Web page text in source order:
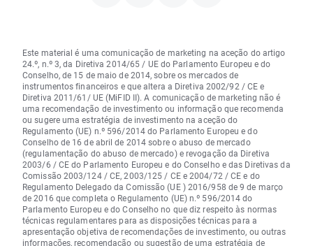
Este material é uma comunicação de marketing na aceção do artigo
24.º, n.º 3, da Diretiva 2014/65 / UE do Parlamento Europeu e do
Conselho, de 15 de maio de 2014, sobre os mercados de
instrumentos financeiros e que altera a Diretiva 2002/92 / CE e
Diretiva 2011/61/ UE (MiFID II). A comunicação de marketing não é
uma recomendação de investimento ou informação que recomenda
ou sugere uma estratégia de investimento na aceção do
Regulamento (UE) n.º 596/2014 do Parlamento Europeu e do
Conselho de 16 de abril de 2014 sobre o abuso de mercado
(regulamentação do abuso de mercado) e revogação da Diretiva
2003/6 / CE do Parlamento Europeu e do Conselho e das Diretivas da
Comissão 2003/124 / CE, 2003/125 / CE e 2004/72 / CE e do
Regulamento Delegado da Comissão (UE ) 2016/958 de 9 de março
de 2016 que completa o Regulamento (UE) n.º 596/2014 do
Parlamento Europeu e do Conselho no que diz respeito às normas
técnicas regulamentares para as disposições técnicas para a
apresentação objetiva de recomendações de investimento, ou outras
informações, recomendação ou sugestão de uma estratégia de